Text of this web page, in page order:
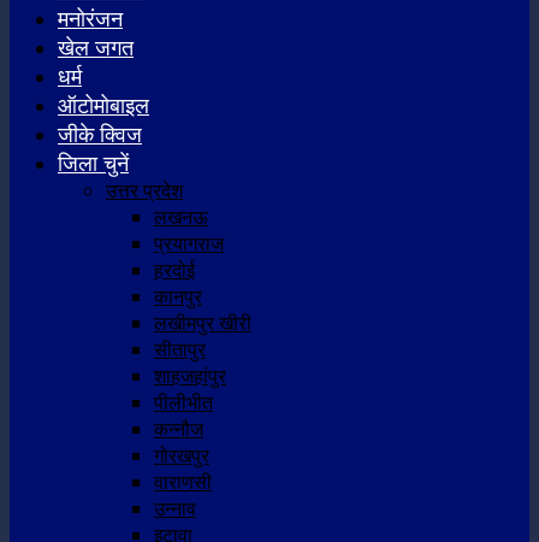
मनोरंजन
खेल जगत
धर्म
ऑटोमोबाइल
जीके क्विज
जिला चुनें
उत्तर प्रदेश
लखनऊ
प्रयागराज
हरदोई
कानपुर
लखीमपुर खीरी
सीतापुर
शाहजहांपुर
पीलीभीत
कन्नौज
गोरखपुर
वाराणसी
उन्नाव
इटावा